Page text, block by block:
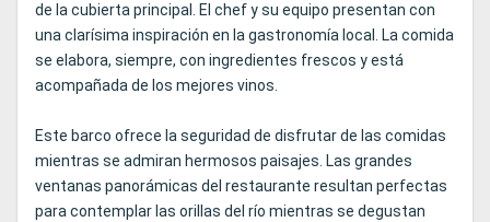
de la cubierta principal. El chef y su equipo presentan con
una clarísima inspiración en la gastronomía local. La comida
se elabora, siempre, con ingredientes frescos y está
acompañada de los mejores vinos.
Este barco ofrece la seguridad de disfrutar de las comidas
mientras se admiran hermosos paisajes. Las grandes
ventanas panorámicas del restaurante resultan perfectas
para contemplar las orillas del río mientras se degustan